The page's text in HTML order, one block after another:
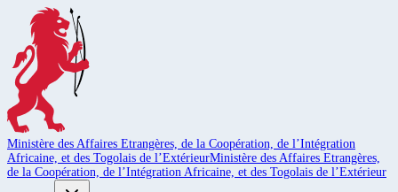
Ministère des Affaires Etrangères, de la Coopération, de l’Intégration
Africaine, et des Togolais de l’ExtérieurMinistère des Affaires Etrangères,
de la Coopération, de l’Intégration Africaine, et des Togolais de l’Extérieur